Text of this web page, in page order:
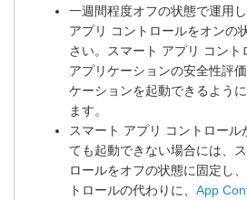
一週間程度オフの状態で運用
アプリ コントロールをオンの
さい。スマート アプリ コント
アプリケーションの安全性評
ケーションを起動できるよう
ます。
スマート アプリ コントロール
ても起動できない場合には、
ロールをオフの状態に固定し
トロールの代わりに、 App